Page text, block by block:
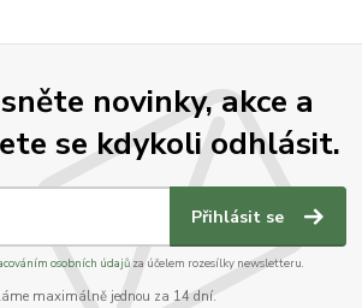
novinky, akce a
se kdykoli odhlásit.
Přihlásit se
osobních údajůza účelem rozesílky newsletteru.
maximálně jednou za 14 dní.